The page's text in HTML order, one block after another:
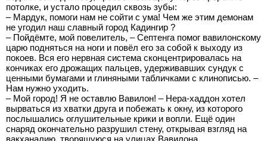
потолке, и устало процедил сквозь зубы:
– Мардук, помоги нам не сойти с ума! Чем же этим демонам
не угодил наш славный город Кадингир ?
– Пойдёмте, мой повелитель, – Септенга помог вавилонскому
царю подняться на ноги и повёл его за собой к выходу из
покоев. Вся его нервная система сконцентрировалась на
кончиках его дрожащих пальцев, удерживавших сундук с
ценными бумагами и глиняными табличками с клинописью. –
Нам нужно уходить.
– Мой город! Я не оставлю Вавилон! – Нера-хаддон хотел
вырваться из хватки друга и побежать к окну, из которого
послышались оглушительные крики и вопли. Ещё один
снаряд окончательно разрушил стену, открывая взгляд на
вакханалию, творящуюся на улицах Вавилона.